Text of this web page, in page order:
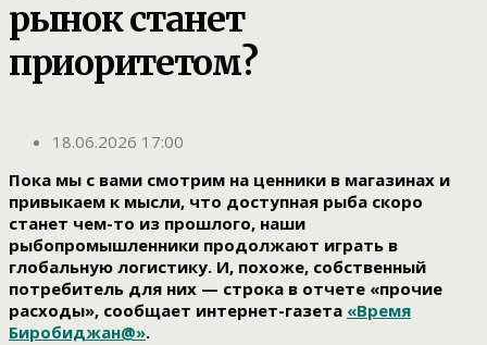
рынок станет
приоритетом?
18.06.2026 17:00
Пока мы с вами смотрим на ценники в магазинах и
привыкаем к мысли, что доступная рыба скоро
станет чем-то из прошлого, наши
рыбопромышленники продолжают играть в
глобальную логистику. И, похоже, собственный
потребитель для них — строка в отчете «прочие
расходы», сообщает интернет-газета «Время
Биробиджан@».